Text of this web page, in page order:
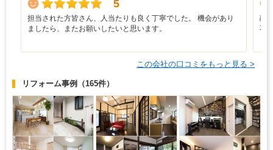
5
担当された方皆さん、人当たりも良く丁寧でした。 機会があり
ましたら、またお願いしたいと思います。
融
不
この会社の口コミをもっと見る >
リフォーム事例 （165件）